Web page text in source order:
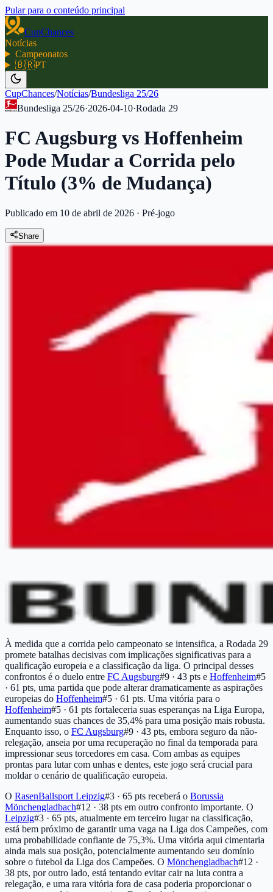
Pular para o conteúdo principal
CupChances
Notícias
Campeonatos
🇧🇷PT
CupChances/Notícias/Bundesliga 25/26
Bundesliga 25/26·2026-04-10·Rodada 29
FC Augsburg vs Hoffenheim
Pode Mudar a Corrida pelo
Título (3% de Mudança)
Publicado em 10 de abril de 2026 · Pré-jogo
Share
À medida que a corrida pelo campeonato se intensifica, a Rodada 29
promete batalhas decisivas com implicações significativas para a
qualificação europeia e a classificação da liga. O principal desses
confrontos é o duelo entre FC Augsburg#9 · 43 pts e Hoffenheim#5
· 61 pts, uma partida que pode alterar dramaticamente as aspirações
europeias do Hoffenheim#5 · 61 pts. Uma vitória para o
Hoffenheim#5 · 61 pts fortaleceria suas esperanças na Liga Europa,
aumentando suas chances de 35,4% para uma posição mais robusta.
Enquanto isso, o FC Augsburg#9 · 43 pts, embora seguro da não-
relegação, anseia por uma recuperação no final da temporada para
impressionar seus torcedores em casa. Com ambas as equipes
prontas para lutar com unhas e dentes, este jogo será crucial para
moldar o cenário de qualificação europeia.
O RasenBallsport Leipzig#3 · 65 pts receberá o Borussia
Mönchengladbach#12 · 38 pts em outro confronto importante. O
Leipzig#3 · 65 pts, atualmente em terceiro lugar na classificação,
está bem próximo de garantir uma vaga na Liga dos Campeões, com
uma probabilidade confiante de 75,3%. Uma vitória aqui cimentaria
ainda mais sua posição, potencialmente aumentando seu domínio
sobre o futebol da Liga dos Campeões. O Mönchengladbach#12 ·
38 pts, por outro lado, está tentando evitar cair na luta contra a
relegação, e uma rara vitória fora de casa poderia proporcionar o